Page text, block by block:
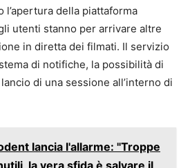
l’apertura della piattaforma
utenti stanno per arrivare altre
in diretta dei filmati. Il servizio
di notifiche, la possibilità di
di una sessione all’interno di
lancia l'allarme: "Troppe
la vera sfida è salvare il